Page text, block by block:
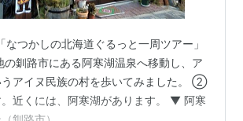
なつかしの北海道ぐるっと一周ツアー」
の釧路市にある阿寒湖温泉へ移動し、ア
うアイヌ民族の村を歩いてみました。 ②
近くには、阿寒湖があります。 ▼ 阿寒